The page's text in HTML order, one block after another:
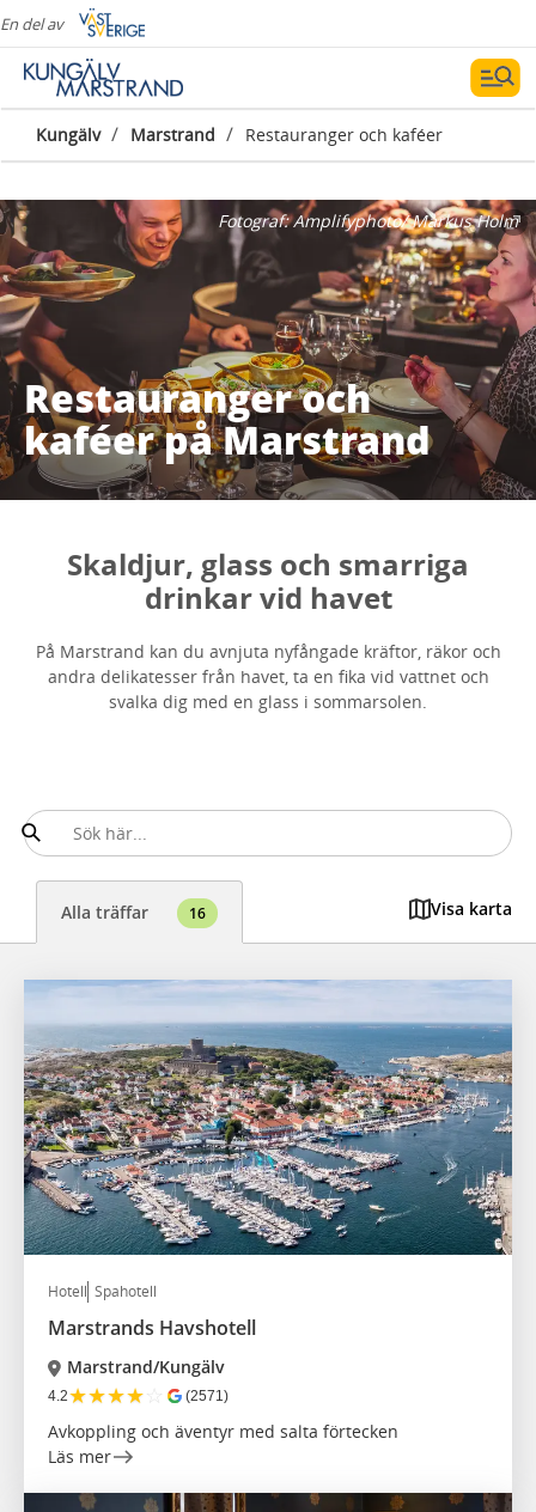
En del av
Kungälv / Marstrand / Restauranger och kaféer
Restauranger och
kaféer på Marstrand
Fotograf:Amplifyphoto/ Markus Holm
Skaldjur, glass och smarriga
drinkar vid havet
På Marstrand kan du avnjuta nyfångade kräftor, räkor och
andra delikatesser från havet, ta en fika vid vattnet och
svalka dig med en glass i sommarsolen.
Alla träffar 16 Visa karta
Hotell Spahotell
Marstrands Havshotell
Marstrand/Kungälv
4.2★★★★☆ (2571)
Avkoppling och äventyr med salta förtecken
Läs mer